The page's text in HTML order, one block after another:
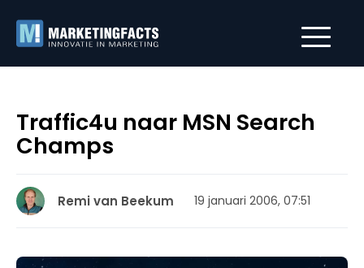
Traffic4u naar MSN Search
Champs
Remi van Beekum 19 januari 2006, 07:51